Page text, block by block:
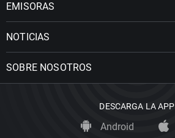
EMISORAS
NOTICIAS
SOBRE NOSOTROS
DESCARGA LA APP
Android